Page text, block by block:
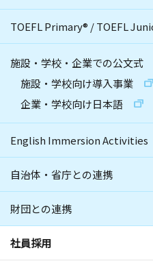
TOEFL Primary® /TOEFL
施設・学校・企業での公文式
施設・学校向け導入事業
企業・学校向け日本語
English Immersion Activities
自治体・省庁との連携
財団との連携
社員採用